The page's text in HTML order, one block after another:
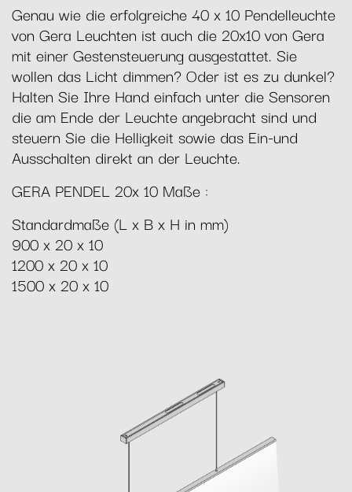
Genau wie die erfolgreiche 40 x 10 Pendelleuchte
von Gera Leuchten ist auch die 20x10 von Gera
mit einer Gestensteuerung ausgestattet. Sie
wollen das Licht dimmen? Oder ist es zu dunkel?
Halten Sie Ihre Hand einfach unter die Sensoren
die am Ende der Leuchte angebracht sind und
steuern Sie die Helligkeit sowie das Ein-und
Ausschalten direkt an der Leuchte.
GERA PENDEL 20x 10 Maße :
Standardmaße (L x B x H in mm)
900 x 20 x 10
1200 x 20 x 10
1500 x 20 x 10